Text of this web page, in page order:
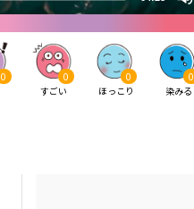
0
0
すごい
0
ほっこり
0
染みる